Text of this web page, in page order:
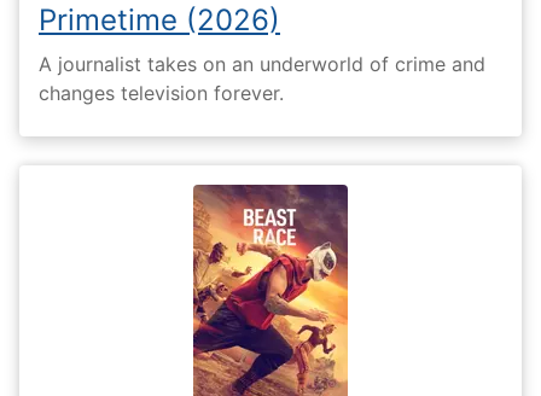
Primetime (2026)
A journalist takes on an underworld of crime and
changes television forever.